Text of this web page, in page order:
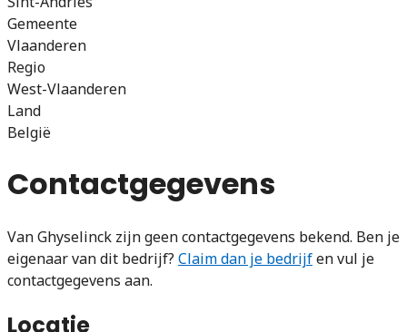
Gemeente
Vlaanderen
Regio
West-Vlaanderen
Land
België
Contactgegevens
Van Ghyselinck zijn geen contactgegevens bekend. Ben je
eigenaar van dit bedrijf? Claim dan je bedrijfen vul je
contactgegevens aan.
Locatie